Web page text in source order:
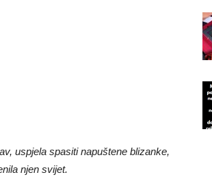
uspjela spasiti napuštene blizanke,
njen svijet.